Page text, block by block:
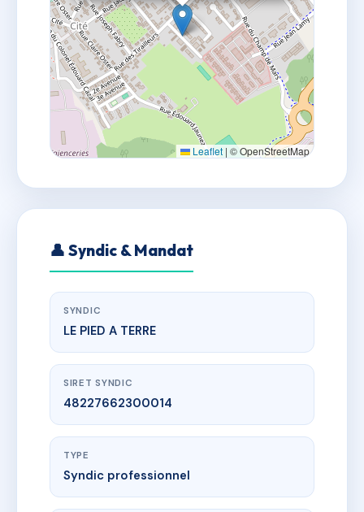
Leaflet | © OpenStreetMap
👤 Syndic & Mandat
SYNDIC
LE PIED A TERRE
SIRET SYNDIC
48227662300014
TYPE
Syndic professionnel